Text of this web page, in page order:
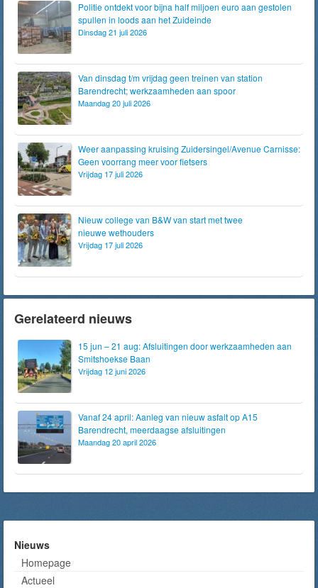
Politie ontdekt voor bijna half miljoen euro aan gestolen
spullen in loods aan het Zuideinde
Dinsdag 21 juli 2026
Van dinsdag t/m vrijdag geen treinen van station
Barendrecht; werkzaamheden aan spoor
Maandag 20 juli 2026
Weer aanpassing kruising Zuidersingel/Avenue Carnisse:
Geen voorrang meer voor fietsers
Vrijdag 17 juli 2026
Nieuw college van B&W van start met twee
nieuwe wethouders
Vrijdag 17 juli 2026
Gerelateerd nieuws
15 jun – 21 aug: Afsluitingen door werkzaamheden aan
Smitshoekse Baan
Vrijdag 12 juni 2026
Vanaf 24 april: Aanleg van nieuw asfalt op A15
Barendrecht, meerdaagse afsluitingen
Maandag 20 april 2026
Nieuws
Homepage
Actueel